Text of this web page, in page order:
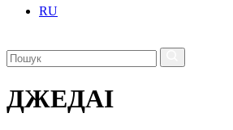
RU
ДЖЕДАІ